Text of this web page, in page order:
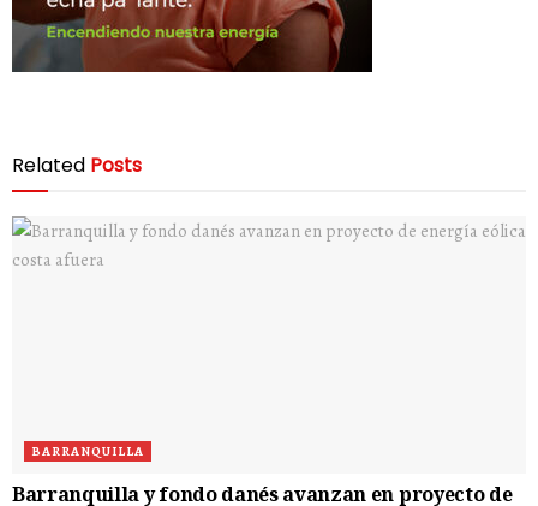
Related Posts
BARRANQUILLA
Barranquilla y fondo danés avanzan en proyecto de